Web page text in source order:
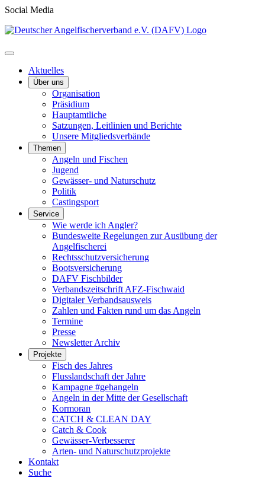
Social Media
Aktuelles
Über uns
Organisation
Präsidium
Hauptamtliche
Satzungen, Leitlinien und Berichte
Unsere Mitgliedsverbände
Themen
Angeln und Fischen
Jugend
Gewässer- und Naturschutz
Politik
Castingsport
Service
Wie werde ich Angler?
Bundesweite Regelungen zur Ausübung der
Angelfischerei
Rechtsschutzversicherung
Bootsversicherung
DAFV Fischbilder
Verbandszeitschrift AFZ-Fischwaid
Digitaler Verbandsausweis
Zahlen und Fakten rund um das Angeln
Termine
Presse
Newsletter Archiv
Projekte
Fisch des Jahres
Flusslandschaft der Jahre
Kampagne #gehangeln
Angeln in der Mitte der Gesellschaft
Kormoran
CATCH & CLEAN DAY
Catch & Cook
Gewässer-Verbesserer
Arten- und Naturschutzprojekte
Kontakt
Suche